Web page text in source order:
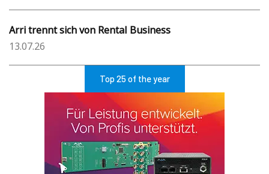
Arri trennt sich von Rental Business
13.07.26
Top 25 of the year